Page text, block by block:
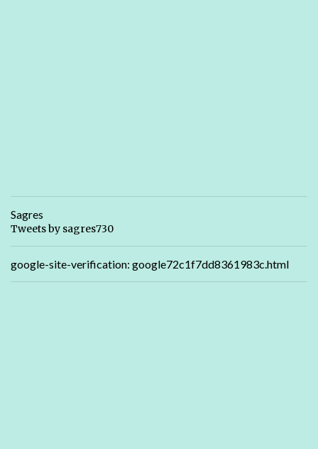
Sagres
Tweets by sagres730
google-site-verification: google72c1f7dd8361983c.html